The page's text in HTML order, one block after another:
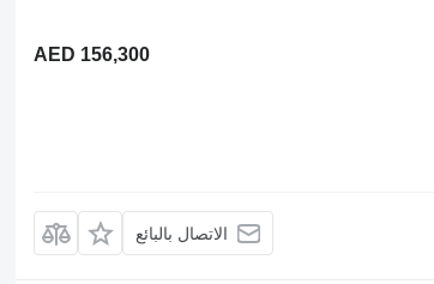
AED 156,300
الاتصال بالبائع